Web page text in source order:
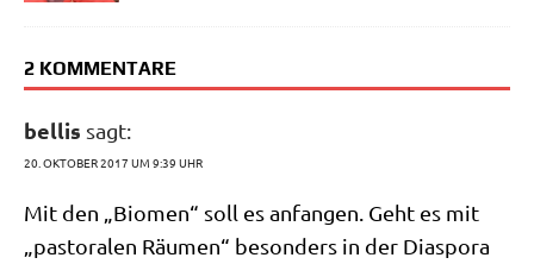
2 KOMMENTARE
bellis sagt:
20. OKTOBER 2017 UM 9:39 UHR
Mit den „Bio­men“ soll es anfan­gen. Geht es mit
„pasto­ra­len Räu­men“ beson­ders in der Dia­spo­ra